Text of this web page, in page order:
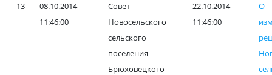
13
08.10.2014
11:46:00
Совет
Новосельского
сельского
поселения
Брюховецкого
22.10.2014
11:46:00
О